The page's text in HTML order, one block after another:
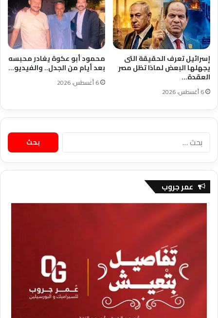
إسرائيل تعرف الحقيقة التى
يجهلها البعض لماذا تظل مصر
العقدة…
6 أغسطس، 2026
محمود أبو عكوة يغادر محبسه
بعد أيام من الجدل.. والفيديو…
6 أغسطس، 2026
البحث
عن:
عمر جروب